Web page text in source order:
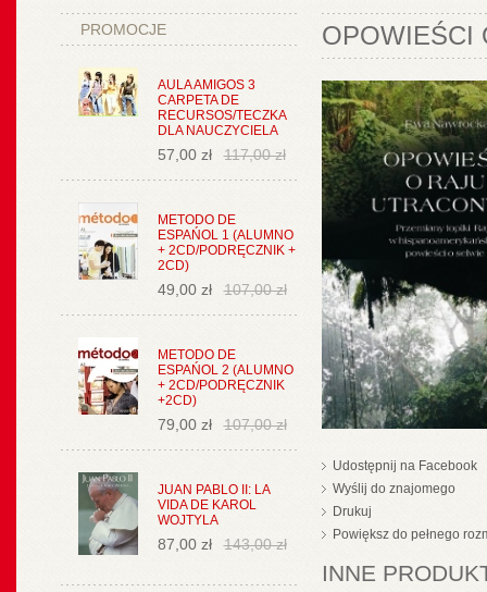
PROMOCJE
AULA AMIGOS 3
CARPETA DE
RECURSOS/TECZKA
DLA NAUCZYCIELA
57,00 zł 117,00 zł
METODO DE
ESPAŃOL 1 (ALUMNO
+ 2CD/PODRĘCZNIK +
2CD)
49,00 zł 107,00 zł
METODO DE
ESPAŃOL 2 (ALUMNO
+ 2CD/PODRĘCZNIK
+2CD)
79,00 zł 107,00 zł
JUAN PABLO II: LA
VIDA DE KAROL
WOJTYLA
87,00 zł 143,00 zł
OPOWIEŚCI
Udostępnij na Facebook
Wyślij do znajomego
Drukuj
Powiększ do pełnego
INNE